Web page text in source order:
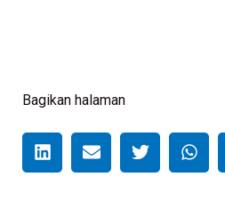
Bagikan halaman